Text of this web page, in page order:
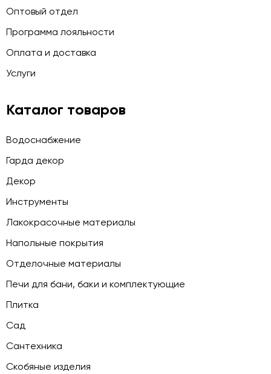
Оптовый отдел
Программа лояльности
Оплата и доставка
Услуги
Каталог товаров
Водоснабжение
Гарда декор
Декор
Инструменты
Лакокрасочные материалы
Напольные покрытия
Отделочные материалы
Печи для бани, баки и комплектующие
Плитка
Сад
Сантехника
Скобяные изделия